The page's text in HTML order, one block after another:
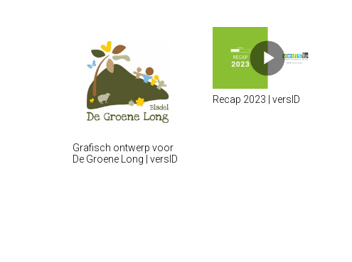
Grafisch ontwerp voor
De Groene Long | versID
Recap 2023 | versID